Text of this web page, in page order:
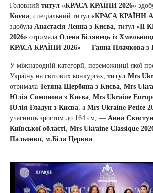
Головний титул «КРАСА КРАЇНИ 2026»
Києва, спеціальний титул «КРАСА КРАЇНИ
здобула Анастасія Ленна з Києва, титул «ІІ
2026» отримала Олена Білявець із
КРАСА КРАЇНИ 2026» — Ганна Плачкова з
У міжнародній категорії, переможниці якої
Україну на світових конкурсах, титул Mrs
отримала Тетяна Щербина з Києва, Mrs
Юлія Симонова з Києва, Mrs Ukraine
Юлія Гладун з Києва, а Mrs Ukraine Petite
учасниць зростом до 164 см, — Анна
Київської області, Mrs Ukraine Classique
Пальонко, м.Біла Церква.